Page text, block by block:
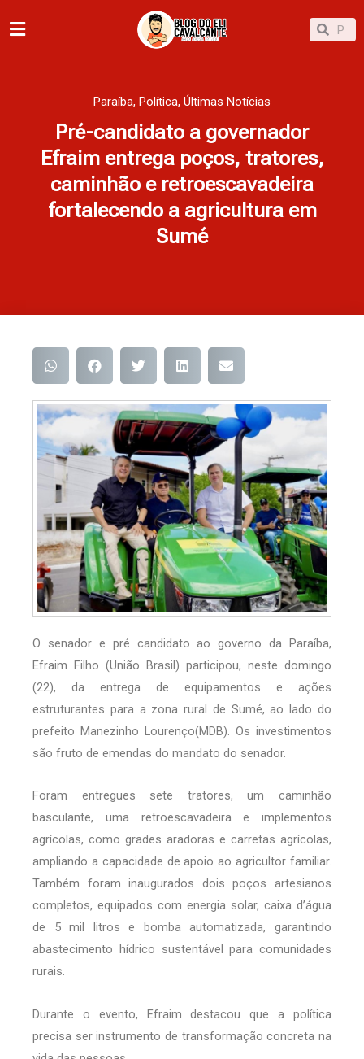
para
Pesquisar
Paraíba, Política, Últimas Notícias
Pré-candidato a governador
Efraim entrega poços, tratores,
caminhão e retroescavadeira
fortalecendo a agricultura em
Sumé
O senador e pré candidato ao governo da Paraíba,
Efraim Filho (União Brasil) participou, neste domingo
(22), da entrega de equipamentos e ações
estruturantes para a zona rural de Sumé, ao lado do
prefeito Manezinho Lourenço(MDB). Os investimentos
são fruto de emendas do mandato do senador.
Foram entregues sete tratores, um caminhão
basculante, uma retroescavadeira e implementos
agrícolas, como grades aradoras e carretas agrícolas,
ampliando a capacidade de apoio ao agricultor familiar.
Também foram inaugurados dois poços artesianos
completos, equipados com energia solar, caixa d’água
de 5 mil litros e bomba automatizada, garantindo
abastecimento hídrico sustentável para comunidades
rurais.
Durante o evento, Efraim destacou que a política
precisa ser instrumento de transformação concreta na